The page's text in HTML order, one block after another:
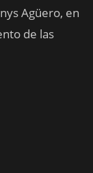
Agüero, en
de las